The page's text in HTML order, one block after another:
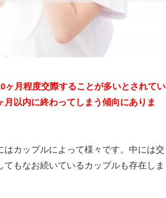
ヶ月程度交際することが多いとされてい
以内に終わってしまう傾向にありま
カップルによって様々です。中には交
もなお続いているカップルも存在しま